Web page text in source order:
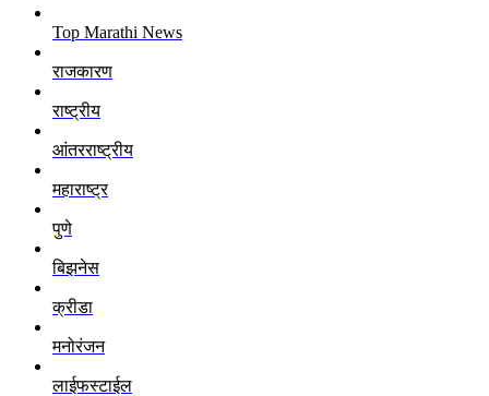
Top Marathi News
राजकारण
राष्ट्रीय
आंतरराष्ट्रीय
महाराष्ट्र
पुणे
बिझनेस
क्रीडा
मनोरंजन
लाईफस्टाईल